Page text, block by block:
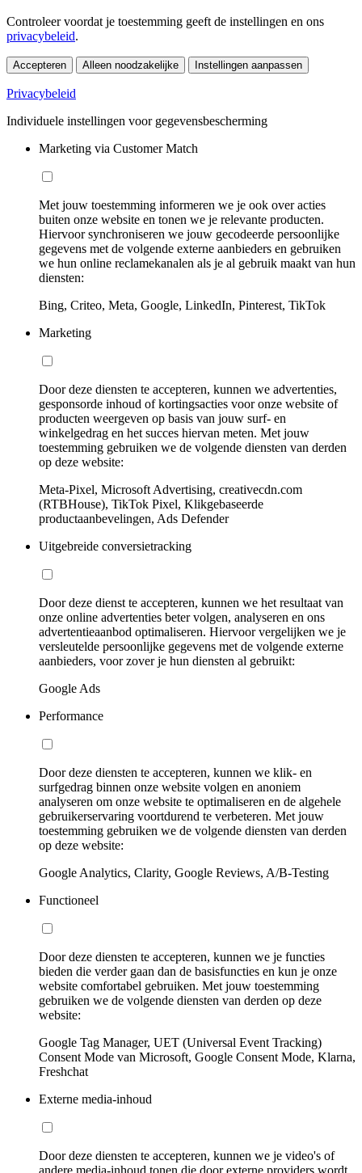
Controleer voordat je toestemming geeft de instellingen en ons
privacybeleid.
Accepteren Alleen noodzakelijke Instellingen aanpassen
Privacybeleid
Individuele instellingen voor gegevensbescherming
Marketing via Customer Match
Met jouw toestemming informeren we je ook over acties
buiten onze website en tonen we je relevante producten.
Hiervoor synchroniseren we jouw gecodeerde persoonlijke
gegevens met de volgende externe aanbieders en gebruiken
we hun online reclamekanalen als je al gebruik maakt van hun
diensten:
Bing, Criteo, Meta, Google, LinkedIn, Pinterest, TikTok
Marketing
Door deze diensten te accepteren, kunnen we advertenties,
gesponsorde inhoud of kortingsacties voor onze website of
producten weergeven op basis van jouw surf- en
winkelgedrag en het succes hiervan meten. Met jouw
toestemming gebruiken we de volgende diensten van derden
op deze website:
Meta-Pixel, Microsoft Advertising, creativecdn.com
(RTBHouse), TikTok Pixel, Klikgebaseerde
productaanbevelingen, Ads Defender
Uitgebreide conversietracking
Door deze dienst te accepteren, kunnen we het resultaat van
onze online advertenties beter volgen, analyseren en ons
advertentieaanbod optimaliseren. Hiervoor vergelijken we je
versleutelde persoonlijke gegevens met de volgende externe
aanbieders, voor zover je hun diensten al gebruikt:
Google Ads
Performance
Door deze diensten te accepteren, kunnen we klik- en
surfgedrag binnen onze website volgen en anoniem
analyseren om onze website te optimaliseren en de algehele
gebruikerservaring voortdurend te verbeteren. Met jouw
toestemming gebruiken we de volgende diensten van derden
op deze website:
Google Analytics, Clarity, Google Reviews, A/B-Testing
Functioneel
Door deze diensten te accepteren, kunnen we je functies
bieden die verder gaan dan de basisfuncties en kun je onze
website comfortabel gebruiken. Met jouw toestemming
gebruiken we de volgende diensten van derden op deze
website:
Google Tag Manager, UET (Universal Event Tracking)
Consent Mode van Microsoft, Google Consent Mode, Klarna,
Freshchat
Externe media-inhoud
Door deze diensten te accepteren, kunnen we je video's of
andere media-inhoud tonen die door externe providers wordt